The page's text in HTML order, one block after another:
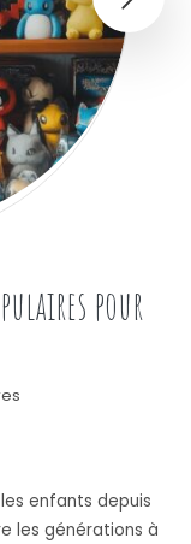
pour
enfants depuis
les générations à